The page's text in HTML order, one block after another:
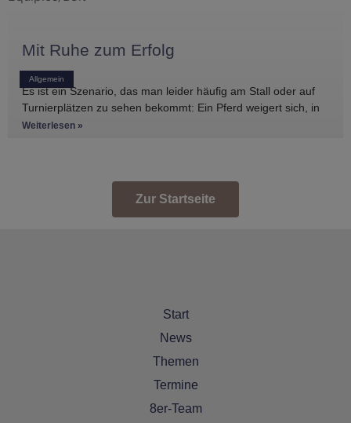
Allgemein
Mit Ruhe zum Erfolg
Es ist ein Szenario, das man leider häufig am Stall oder auf
Turnierplätzen zu sehen bekommt: Ein Pferd weigert sich, in
den Anhänger zu
Weiterlesen »
Zur Startseite
Start
News
Themen
Termine
8er-Team